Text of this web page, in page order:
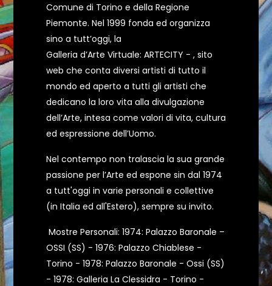
Comune di Torino e della Regione
Piemonte. Nel 1999 fonda ed organizza
sino a tutt’oggi, la
Galleria d’Arte Virtuale: ARTECITY - , sito
web che conta diversi artisti di tutto il
mondo ed aperto a tutti gli artisti che
dedicano la loro vita alla divulgazione
dell’Arte, intesa come valori di vita, cultura
ed espressione dell’Uomo.
Nel contempo non tralascia la sua grande
passione per l’Arte ed espone sin dal 1974
a tutt'oggi in varie personali e collettive
(in Italia ed all'Estero), sempre su invito.
Mostre Personali: 1974: Palazzo Baronale –
OSSI (SS) - 1976: Palazzo Chiablese -
Torino - 1978: Palazzo Baronale - Ossi (SS)
- 1978: Galleria La Clessidra - Torino -